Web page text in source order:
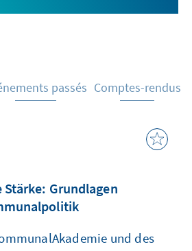
passés Comptes-rendus
Grundlagen
und des